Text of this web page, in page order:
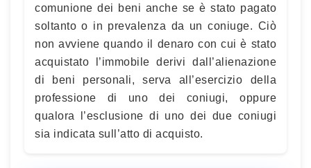
comunione dei beni anche se è stato pagato
soltanto o in prevalenza da un coniuge. Ciò
non avviene quando il denaro con cui è stato
acquistato l’immobile derivi dall’alienazione
di beni personali, serva all’esercizio della
professione di uno dei coniugi, oppure
qualora l’esclusione di uno dei due coniugi
sia indicata sull’atto di acquisto.